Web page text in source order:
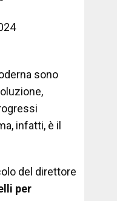
sono
infatti, è il
del direttore
per